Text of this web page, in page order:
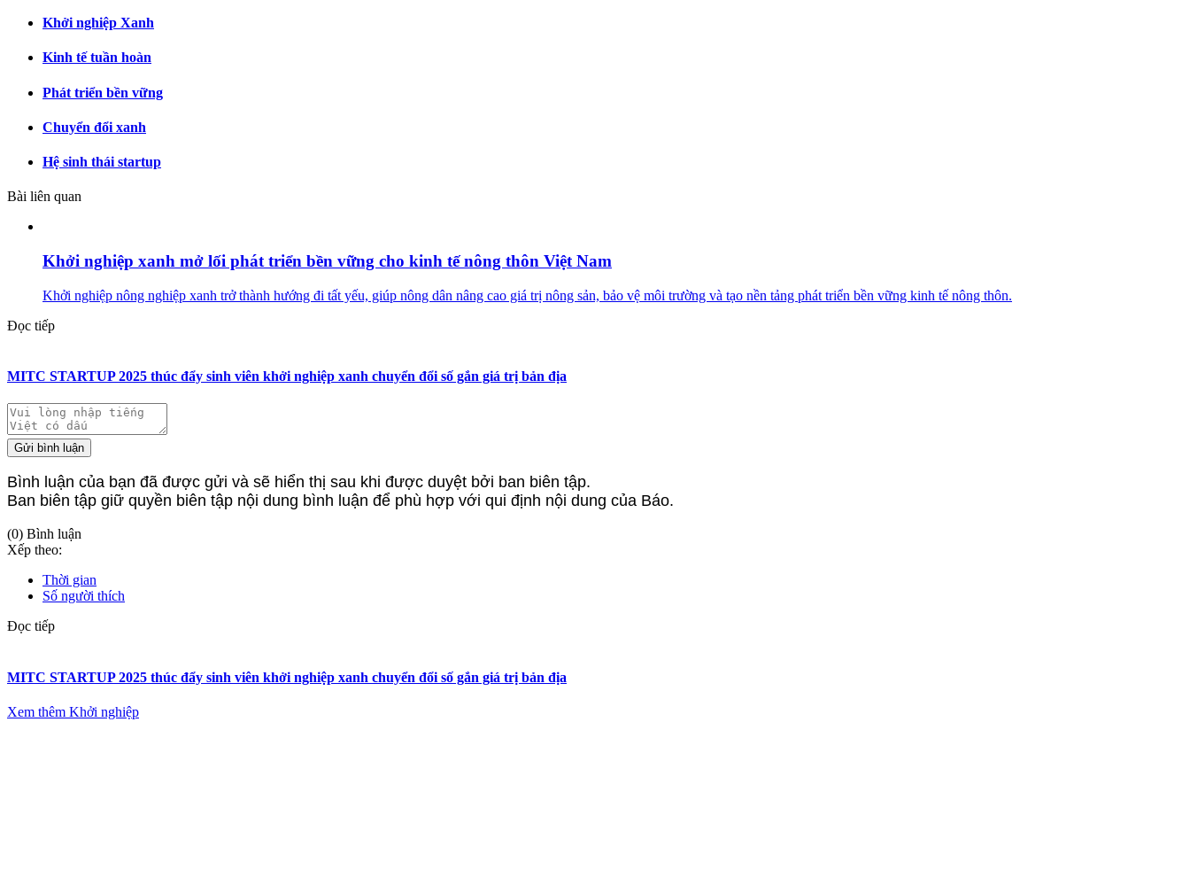
Khởi nghiệp Xanh
Kinh tế tuần hoàn
Phát triển bền vững
Chuyển đổi xanh
Hệ sinh thái startup
Bài liên quan
Khởi nghiệp xanh mở lối phát triển bền vững cho kinh tế nông thôn Việt Nam
Khởi nghiệp nông nghiệp xanh trở thành hướng đi tất yếu, giúp nông dân nâng cao giá trị nông sản, bảo vệ môi trường và tạo nền tảng phát triển bền vững kinh tế nông thôn.
Đọc tiếp
MITC STARTUP 2025 thúc đẩy sinh viên khởi nghiệp xanh chuyển đổi số gắn giá trị bản địa
Gửi bình luận
Bình luận của bạn đã được gửi và sẽ hiển thị sau khi được duyệt bởi ban biên tập.
Ban biên tập giữ quyền biên tập nội dung bình luận để phù hợp với qui định nội dung của Báo.
(0) Bình luận
Xếp theo:
Thời gian
Số người thích
Đọc tiếp
MITC STARTUP 2025 thúc đẩy sinh viên khởi nghiệp xanh chuyển đổi số gắn giá trị bản địa
Xem thêm Khởi nghiệp